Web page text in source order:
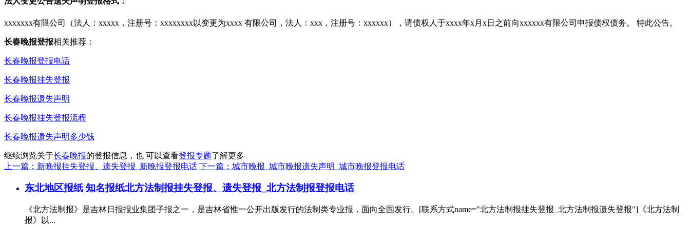
xxxxxxx有限公司（法人：xxxxx，注册号：xxxxxxxx以变更为xxxx 有限公司，法人：xxx，注册号：xxxxxx），请债权人于xxxx年x月x日之前向xxxxxx有限公司申报债权债务。 特此公告。
长春晚报登报相关推荐：
长春晚报登报电话
长春晚报挂失登报
长春晚报遗失声明
长春晚报挂失登报流程
长春晚报遗失声明多少钱
继续浏览关于长春晚报的登报信息，也 可以查看登报专题了解更多
上一篇：新晚报挂失登报、遗失登报_新晚报登报电话 下一篇：城市晚报_城市晚报遗失声明_城市晚报登报电话
东北地区报纸 知名报纸北方法制报挂失登报、遗失登报_北方法制报登报电话
《北方法制报》是吉林日报报业集团子报之一，是吉林省惟一公开出版发行的法制类专业报，面向全国发行。[联系方式name="北方法制报挂失登报_北方法制报遗失登报"]《北方法制
报》以...